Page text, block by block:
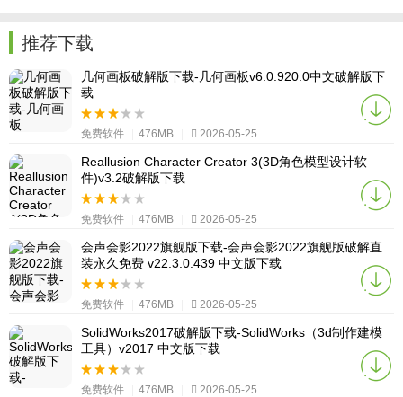
推荐下载
几何画板破解版下载-几何画板v6.0.920.0中文破解版下
载
免费软件 476MB 2026-05-25
Reallusion Character Creator 3(3D角色模型设计软
件)v3.2破解版下载
免费软件 476MB 2026-05-25
会声会影2022旗舰版下载-会声会影2022旗舰版破解直
装永久免费 v22.3.0.439 中文版下载
免费软件 476MB 2026-05-25
SolidWorks2017破解版下载-SolidWorks（3d制作建模
工具）v2017 中文版下载
免费软件 476MB 2026-05-25